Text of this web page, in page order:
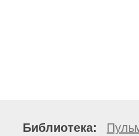
Библиотека: